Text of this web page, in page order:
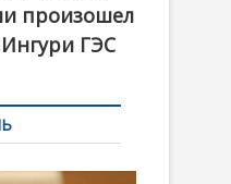
произошел
ГЭС